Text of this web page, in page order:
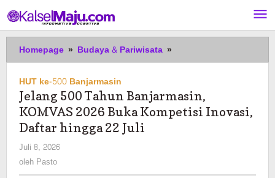
ke
konten
Homepage » Budaya & Pariwisata »
500
Banjarmasin,
KOMVAS
2026
HUT ke-500 Banjarmasin
Jelang 500 Tahun Banjarmasin,
KOMVAS 2026 Buka Kompetisi Inovasi,
Daftar hingga 22 Juli
Juli 8, 2026
oleh Pasto